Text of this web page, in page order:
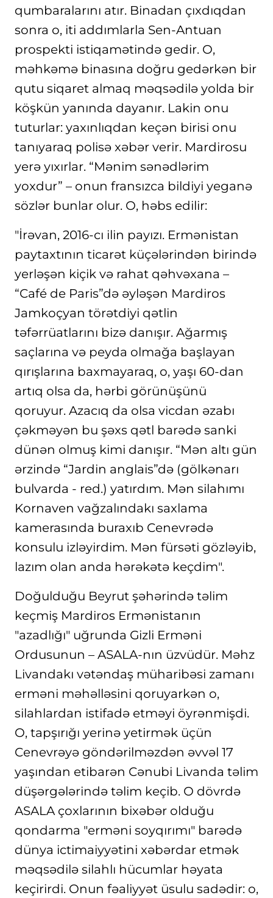
qumbaralarını atır. Binadan çıxdıqdan
sonra o, iti addımlarla Sen-Antuan
prospekti istiqamətində gedir. O,
məhkəmə binasına doğru gedərkən bir
qutu siqaret almaq məqsədilə yolda bir
köşkün yanında dayanır. Lakin onu
tuturlar: yaxınlıqdan keçən birisi onu
tanıyaraq polisə xəbər verir. Mardirosu
yerə yıxırlar. “Mənim sənədlərim
yoxdur” – onun fransızca bildiyi yeganə
sözlər bunlar olur. O, həbs edilir:
"İrəvan, 2016-cı ilin payızı. Ermənistan
paytaxtının ticarət küçələrindən birində
yerləşən kiçik və rahat qəhvəxana –
“Café de Paris”də əyləşən Mardiros
Jamkoçyan törətdiyi qətlin
təfərrüatlarını bizə danışır. Ağarmış
saçlarına və peyda olmağa başlayan
qırışlarına baxmayaraq, o, yaşı 60-dan
artıq olsa da, hərbi görünüşünü
qoruyur. Azacıq da olsa vicdan əzabı
çəkməyən bu şəxs qətl barədə sanki
dünən olmuş kimi danışır. “Mən altı gün
ərzində “Jardin anglais”də (gölkənarı
bulvarda - red.) yatırdım. Mən silahımı
Kornaven vağzalındakı saxlama
kamerasında buraxıb Cenevrədə
konsulu izləyirdim. Mən fürsəti gözləyib,
lazım olan anda hərəkətə keçdim".
Doğulduğu Beyrut şəhərində təlim
keçmiş Mardiros Ermənistanın
"azadlığı" uğrunda Gizli Erməni
Ordusunun – ASALA-nın üzvüdür. Məhz
Livandakı vətəndaş müharibəsi zamanı
erməni məhəlləsini qoruyarkən o,
silahlardan istifadə etməyi öyrənmişdi.
O, tapşırığı yerinə yetirmək üçün
Cenevrəyə göndərilməzdən əvvəl 17
yaşından etibarən Cənubi Livanda təlim
düşərgələrində təlim keçib. O dövrdə
ASALA çoxlarının bixəbər olduğu
qondarma "erməni soyqırımı" barədə
dünya ictimaiyyətini xəbərdar etmək
məqsədilə silahlı hücumlar həyata
keçirirdi. Onun fəaliyyət üsulu sadədir: o,